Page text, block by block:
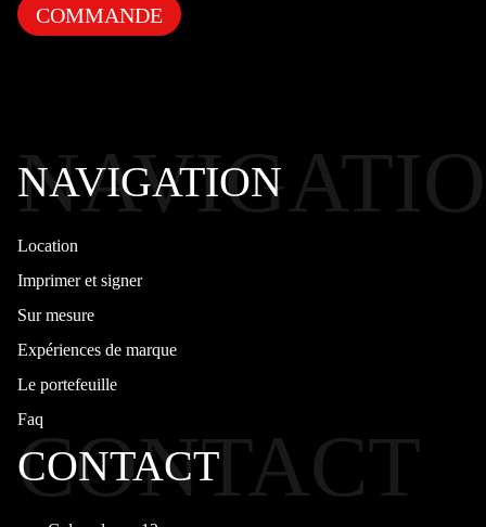
COMMANDE
NAVIGATION
Location
Imprimer et signer
Sur mesure
Expériences de marque
Le portefeuille
Faq
CONTACT
CONTACT